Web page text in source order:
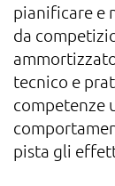
pianificare e
da
tecnico e
competenze
pista gli